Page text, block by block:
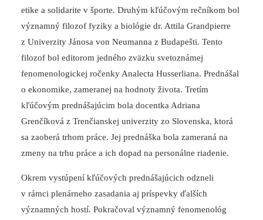
etike a solidarite v športe. Druhým kľúčovým rečníkom bol
významný filozof fyziky a biológie dr. Attila Grandpierre
z Univerzity Jánosa von Neumanna z Budapešti. Tento
filozof bol editorom jedného zväzku svetoznámej
fenomenologickej ročenky Analecta Husserliana. Prednášal
o ekonomike, zameranej na hodnoty života. Tretím
kľúčovým prednášajúcim bola docentka Adriana
Grenčíková z Trenčianskej univerzity zo Slovenska, ktorá
sa zaoberá trhom práce. Jej prednáška bola zameraná na
zmeny na trhu práce a ich dopad na personálne riadenie.
Okrem vystúpení kľúčových prednášajúcich odzneli
v rámci plenárneho zasadania aj príspevky ďalších
významných hostí. Pokračoval významný fenomenológ